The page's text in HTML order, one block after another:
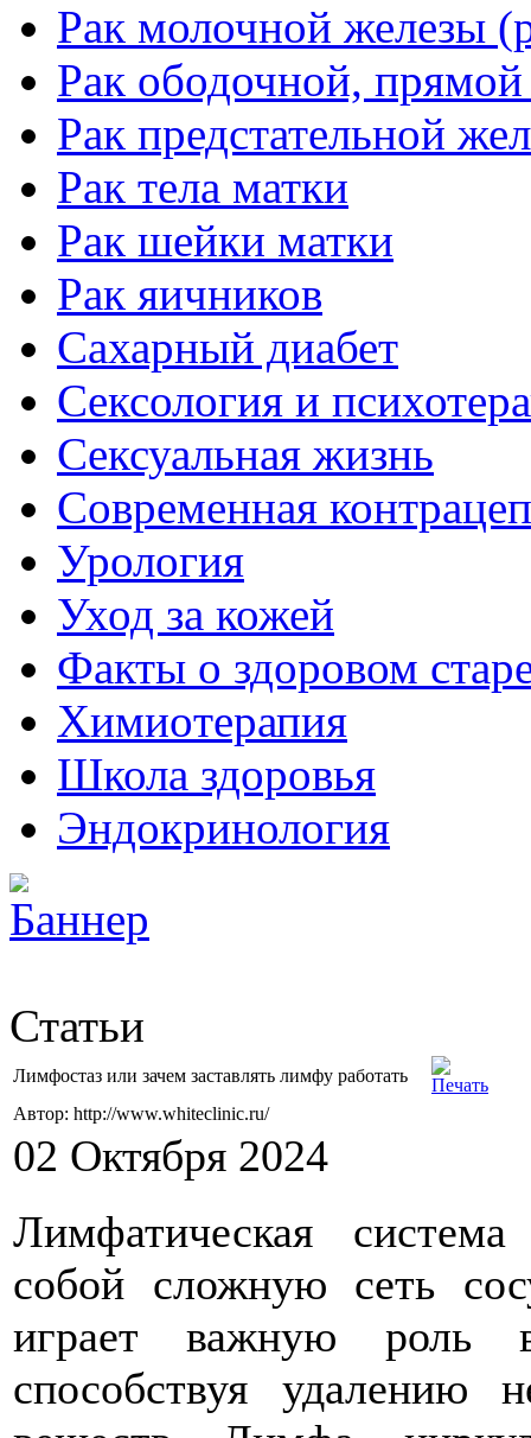
Рак молочной железы
Рак ободочной,
Рак предстательной
Рак тела матки
Рак шейки матки
Рак яичников
Сахарный диабет
Сексология и
Сексуальная жизнь
Современная
Урология
Уход за кожей
Факты о здоровом
Химиoтерапия
Школа здоровья
Эндокринология
Статьи
Лимфостаз или зачем заставлять лимфу работать
Автор: http://www.whiteclinic.ru/
02 Октября 2024
Лимфатическая система
собой сложную сеть
играет важную роль
способствуя удалению